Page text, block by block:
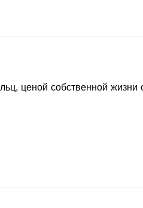
ценой собственной